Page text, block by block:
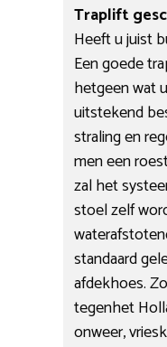
Traplift
Heeft u juist
Een goede
hetgeen wat
uitstekend
straling en
men een
zal het
stoel zelf
standaard
afdekhoes.
tegenhet
onweer,